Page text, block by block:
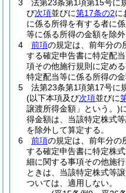
3 法第23条第1項第15号に
び次項並びに第17条の2に
に係る所得を有する者に
等に係る所得の金額を除外
4
前項の規定は、前年分の
する確定申告書に特定配
項その他施行規則に定め
特定配当等に係る所得の
5
法第23条第1項第17号に
(以下本項及び次項並びに
譲渡所得金額」という。)
得金額は、当該特定株式
を除外して算定する。
6
前項の規定は、前年分の
する確定申告書に特定株
細に関する事項その他施
ときは、当該特定株式等
ついては、適用しない。